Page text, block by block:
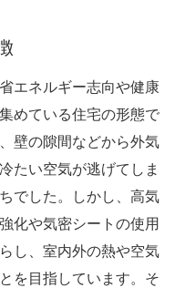
エネルギー志向や健康
めている住宅の形態で
壁の隙間などから外気
たい空気が逃げてしま
でした。しかし、高気
化や気密シートの使用
し、室内外の熱や空気
を目指しています。そ